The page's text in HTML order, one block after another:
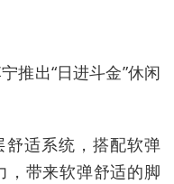
推出“日进斗金”休闲
舒适系统 ， 搭配软弹
， 带来软弹舒适的脚